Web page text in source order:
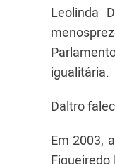
Leolinda
igualitária.
Daltro
Em 2003,